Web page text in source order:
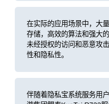
在实际的应用场景中，大
存储，高效的算法和强大
未经授权的访问和恶意攻
性和隐私性。
伴随着隐私宝系统服务用